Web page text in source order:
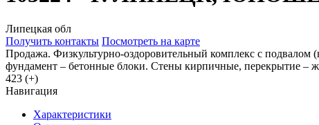
Липецкая обл
Получить контакты Посмотреть на карте
Продажа. Физкультурно-оздоровительный комплекс с подвалом
фундамент – бетонные блоки. Стены кирпичные, перекрытие –
423 (+)
Навигация
Характеристики